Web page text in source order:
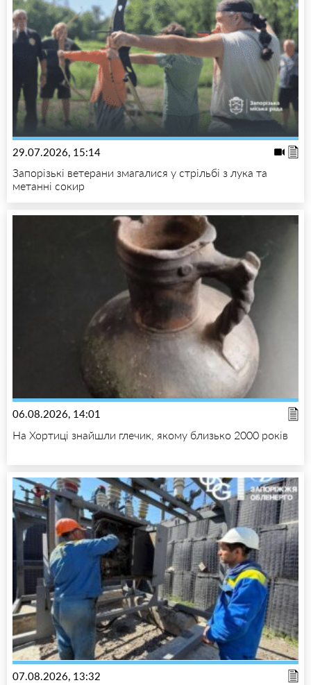
29.07.2026, 15:14
Запорізькі ветерани змагалися у стрільбі з лука та
метанні сокир
06.08.2026, 14:01
На Хортиці знайшли глечик, якому близько 2000 років
07.08.2026, 13:32